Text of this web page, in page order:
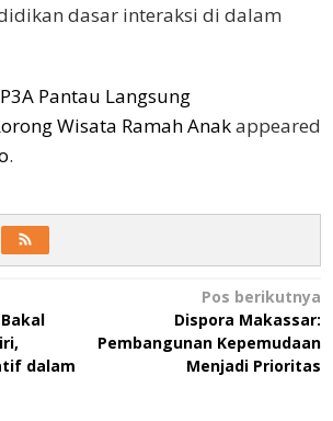
dasar interaksi di dalam
Pantau Langsung
Wisata Ramah Anakappeared
.
dalam
Pos berikutnya
Dispora Makassar:
Pembangunan Kepemudaan
Menjadi Prioritas